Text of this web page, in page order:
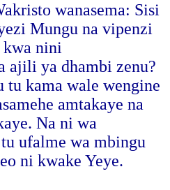
wanasema: Sisi
Mungu na vipenzi
kwa nini
ajili ya dhambi zenu?
kama wale wengine
amtakaye na
Na ni wa
ufalme wa mbingu
ni kwake Yeye.